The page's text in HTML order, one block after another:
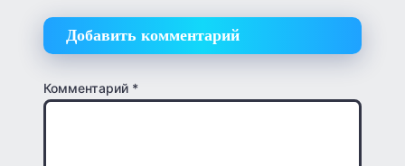
Добавить комментарий
Комментарий *